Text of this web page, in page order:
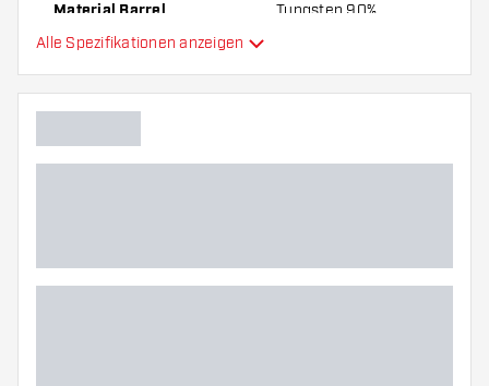
Material Barrel Tungsten 90%
Dartspieler
Alle Spezifikationen anzeigen